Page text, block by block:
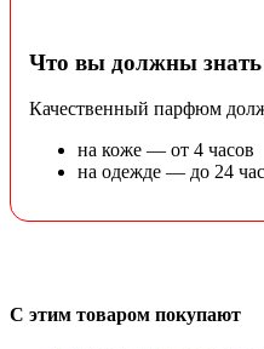
Что вы должны знать
Качественный парфюм
на коже — от 4 часов
на одежде — до 24
С этим товаром покупают